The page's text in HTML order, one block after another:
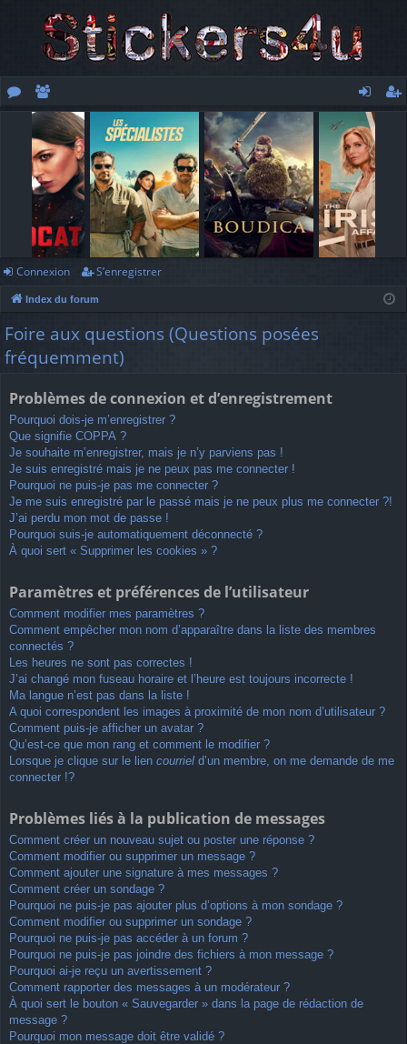
e
m
br
es
o
n
ne
xi
o
Connexion S’enregistrer
Index du forum
Foire aux questions (Questions posées
fréquemment)
Problèmes de connexion et d’enregistrement
Pourquoi dois-je m’enregistrer ?
Que signifie COPPA ?
Je souhaite m’enregistrer, mais je n’y parviens pas !
Je suis enregistré mais je ne peux pas me connecter !
Pourquoi ne puis-je pas me connecter ?
Je me suis enregistré par le passé mais je ne peux plus me connecter ?!
J’ai perdu mon mot de passe !
Pourquoi suis-je automatiquement déconnecté ?
À quoi sert « Supprimer les cookies » ?
Paramètres et préférences de l’utilisateur
Comment modifier mes paramètres ?
Comment empêcher mon nom d’apparaître dans la liste des membres
connectés ?
Les heures ne sont pas correctes !
J’ai changé mon fuseau horaire et l’heure est toujours incorrecte !
Ma langue n’est pas dans la liste !
A quoi correspondent les images à proximité de mon nom d’utilisateur ?
Comment puis-je afficher un avatar ?
Qu’est-ce que mon rang et comment le modifier ?
Lorsque je clique sur le lien courriel d’un membre, on me demande de me
connecter !?
Problèmes liés à la publication de messages
Comment créer un nouveau sujet ou poster une réponse ?
Comment modifier ou supprimer un message ?
Comment ajouter une signature à mes messages ?
Comment créer un sondage ?
Pourquoi ne puis-je pas ajouter plus d’options à mon sondage ?
Comment modifier ou supprimer un sondage ?
Pourquoi ne puis-je pas accéder à un forum ?
Pourquoi ne puis-je pas joindre des fichiers à mon message ?
Pourquoi ai-je reçu un avertissement ?
Comment rapporter des messages à un modérateur ?
À quoi sert le bouton « Sauvegarder » dans la page de rédaction de
message ?
Pourquoi mon message doit être validé ?